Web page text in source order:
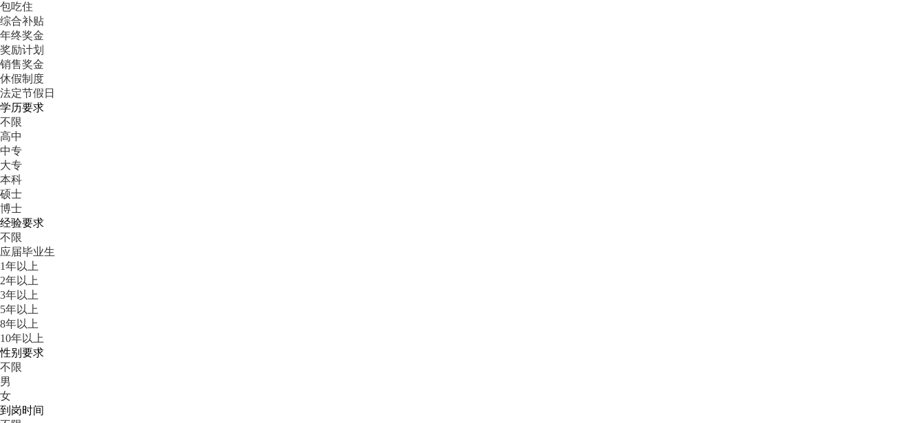
包吃住
综合补贴
年终奖金
奖励计划
销售奖金
休假制度
法定节假日
学历要求
不限
高中
中专
大专
本科
硕士
博士
经验要求
不限
应届毕业生
1年以上
2年以上
3年以上
5年以上
8年以上
10年以上
性别要求
不限
男
女
到岗时间